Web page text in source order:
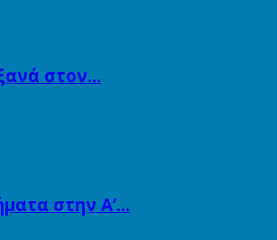
στον…
στην Α’…